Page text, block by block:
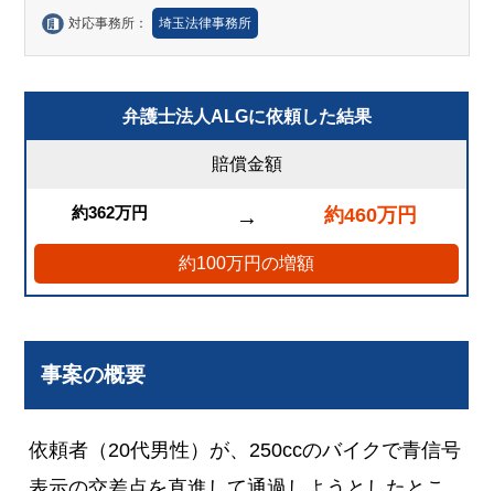
対応事務所： 埼玉法律事務所
弁護士法人ALGに依頼した結果
賠償金額
約362万円 → 約460万円
約100万円の増額
事案の概要
依頼者（20代男性）が、250ccのバイクで青信号